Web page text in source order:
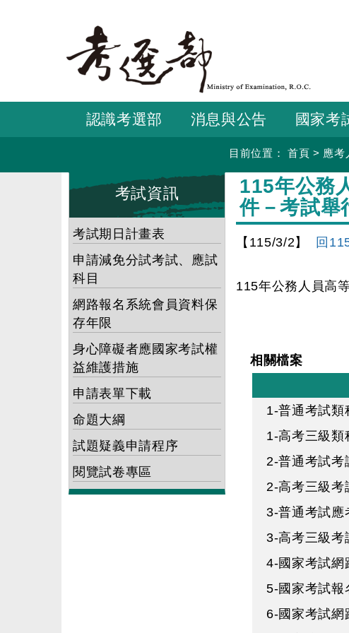
要
容
認識考選部 消息與公告 國家考
目前位置： 首頁 > 應考
考試資訊
考試期日計畫表
申請減免分試考試、應試
科目
網路報名系統會員資料保
存年限
身心障礙者應國家考試權
益維護措施
申請表單下載
命題大綱
試題疑義申請程序
閱覽試卷專區
:::
115年公務
件－考試舉
【115/3/2】 回
115年公務人員高
相關檔案
1-普通考試類
1-高考三級類
2-普通考試考
2-高考三級考
3-普通考試應
3-高考三級考
4-國家考試網
5-國家考試報
6-國家考試網